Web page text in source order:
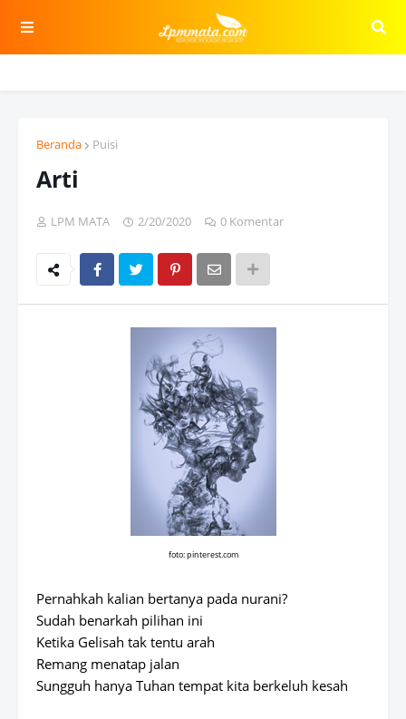
Beranda Puisi
Arti
LPM MATA 2/20/2020 0 Komentar
foto: pinterest.com
Pernahkah kalian bertanya pada nurani?
Sudah benarkah pilihan ini
Ketika Gelisah tak tentu arah
Remang menatap jalan
Sungguh hanya Tuhan tempat kita berkeluh kesah